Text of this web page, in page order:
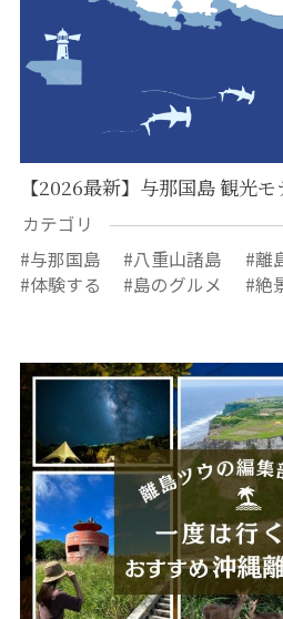
【2026最新】与那国島 観光
カテゴリ
与那国島
八重山諸島
離
体験する
島のグルメ 絶